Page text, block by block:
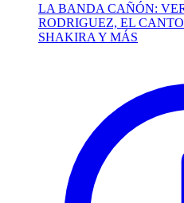
LA BANDA CAÑÓN:
RODRIGUEZ, EL
SHAKIRA Y MÁS